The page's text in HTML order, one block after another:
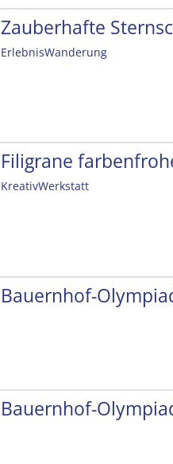
Zauberhafte
ErlebnisWanderung
Filigrane
KreativWerkstatt
Bauernhof-
Bauernhof-